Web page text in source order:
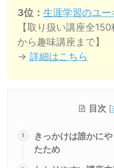
3位： 生涯学習のユー
【取り扱い講座全
から趣味講座まで】
→ 詳細はこちら
目次 [
きっかけは誰かに
たため